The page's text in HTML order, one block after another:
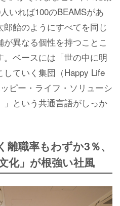
いれば100のBEAMSがあ
飴のようにすべてを同じ
異なる個性を持つことこ
ベースには「世の中に明
ていく集団（Happy Life
ピー・ライフ・ソリューシ
」という共通言語がしっか
職率もわずか3％、
化」が根強い社風